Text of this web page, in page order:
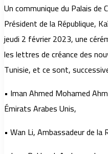
Un communique du Palais de
Président de la République,
jeudi 2 février 2023, une
les lettres de créance des
Tunisie, et ce sont,
• Iman Ahmed Mohamed
Émirats Arabes Unis,
• Wan Li, Ambassadeur de la